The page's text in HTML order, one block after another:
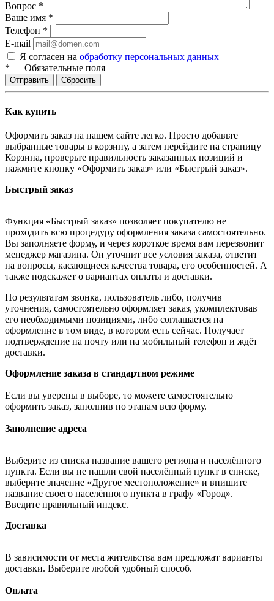
Вопрос *
Ваше имя *
Телефон *
E-mail
Я согласен на обработку персональных данных
* — Обязательные поля
Сбросить
Как купить
Оформить заказ на нашем сайте легко. Просто добавьте
выбранные товары в корзину, а затем перейдите на страницу
Корзина, проверьте правильность заказанных позиций и
нажмите кнопку «Оформить заказ» или «Быстрый заказ».
Быстрый заказ
Функция «Быстрый заказ» позволяет покупателю не
проходить всю процедуру оформления заказа самостоятельно.
Вы заполняете форму, и через короткое время вам перезвонит
менеджер магазина. Он уточнит все условия заказа, ответит
на вопросы, касающиеся качества товара, его особенностей. А
также подскажет о вариантах оплаты и доставки.
По результатам звонка, пользователь либо, получив
уточнения, самостоятельно оформляет заказ, укомплектовав
его необходимыми позициями, либо соглашается на
оформление в том виде, в котором есть сейчас. Получает
подтверждение на почту или на мобильный телефон и ждёт
доставки.
Оформление заказа в стандартном режиме
Если вы уверены в выборе, то можете самостоятельно
оформить заказ, заполнив по этапам всю форму.
Заполнение адреса
Выберите из списка название вашего региона и населённого
пункта. Если вы не нашли свой населённый пункт в списке,
выберите значение «Другое местоположение» и впишите
название своего населённого пункта в графу «Город».
Введите правильный индекс.
Доставка
В зависимости от места жительства вам предложат варианты
доставки. Выберите любой удобный способ.
Оплата